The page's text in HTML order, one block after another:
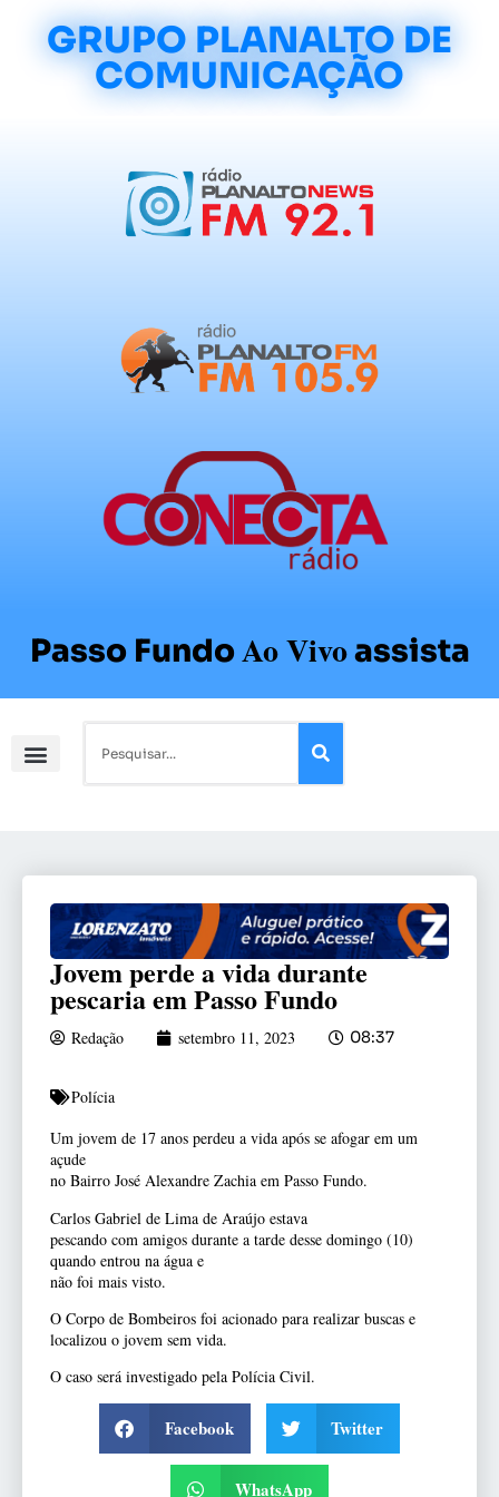
GRUPO PLANALTO DE
COMUNICAÇÃO
Passo FundoAo Vivoassista
Jovem perde a vida durante
pescaria em Passo Fundo
Redação setembro 11, 2023 08:37
Polícia
Um jovem de 17 anos perdeu a vida após se afogar em um
açude
no Bairro José Alexandre Zachia em Passo Fundo.
Carlos Gabriel de Lima de Araújo estava
pescando com amigos durante a tarde desse domingo (10)
quando entrou na água e
não foi mais visto.
O Corpo de Bombeiros foi acionado para realizar buscas e
localizou o jovem sem vida.
O caso será investigado pela Polícia Civil.
Facebook Twitter
WhatsApp